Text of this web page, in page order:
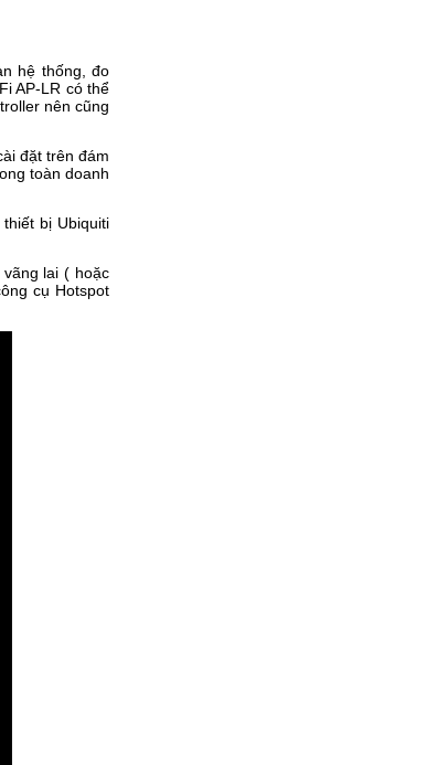
hệ thống, đo
AP-LR có thể
nên cũng
đặt trên đám
toàn doanh
bị Ubiquiti
lai ( hoặc
cụ Hotspot